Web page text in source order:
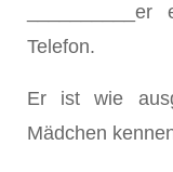
Telefon.
Er ist wie
Mädchen